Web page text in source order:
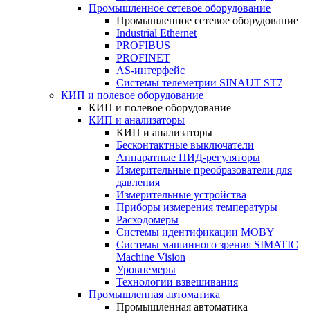
Промышленное сетевое оборудование
Промышленное сетевое оборудование
Industrial Ethernet
PROFIBUS
PROFINET
AS-интерфейс
Системы телеметрии SINAUT ST7
КИП и полевое оборудование
КИП и полевое оборудование
КИП и анализаторы
КИП и анализаторы
Бесконтактные выключатели
Аппаратные ПИД-регуляторы
Измерительные преобразователи для
давления
Измерительные устройства
Приборы измерения температуры
Расходомеры
Системы идентификации MOBY
Системы машинного зрения SIMATIC
Machine Vision
Уровнемеры
Технологии взвешивания
Промышленная автоматика
Промышленная автоматика